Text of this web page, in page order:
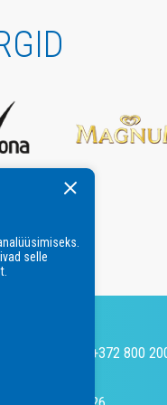
selle
+372 800